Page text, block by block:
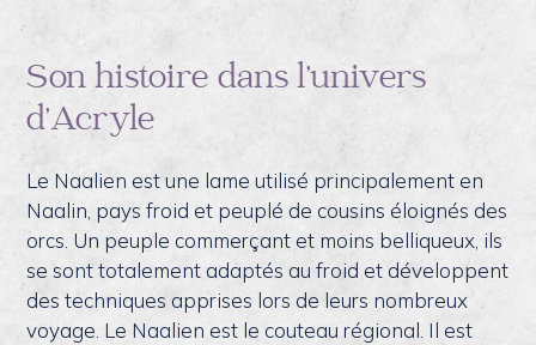
Son histoire dans l’univers
d’Acryle
Le Naalien est une lame utilisé principalement en
Naalin, pays froid et peuplé de cousins éloignés des
orcs. Un peuple commerçant et moins belliqueux, ils
se sont totalement adaptés au froid et développent
des techniques apprises lors de leurs nombreux
voyage. Le Naalien est le couteau régional. Il est